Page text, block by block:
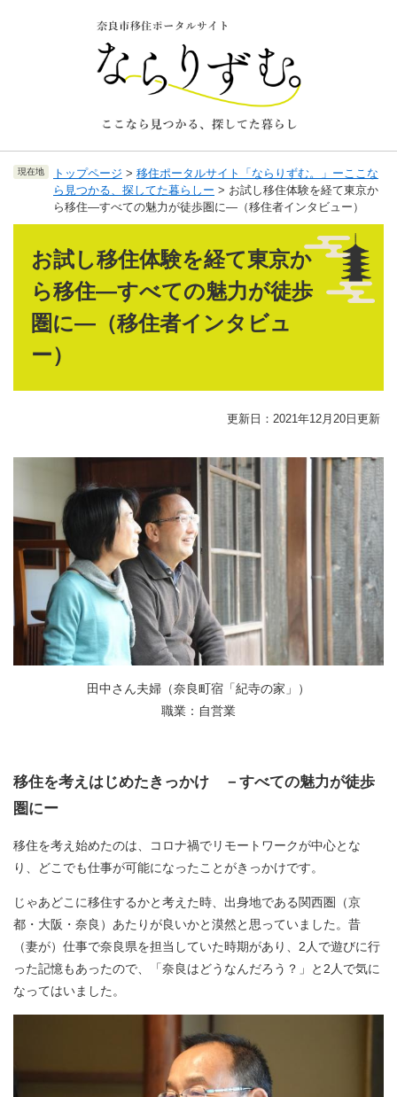
現在地 トップページ > 移住ポータルサイト「ならりずむ。」ーここな
ら見つかる、探してた暮らしー > お試し移住体験を経て東京か
ら移住―すべての魅力が徒歩圏に―（移住者インタビュー）
お試し移住体験を経て東京か
ら移住―すべての魅力が徒歩
圏に―（移住者インタビュ
ー）
更新日：2021年12月20日更新
田中さん夫婦（奈良町宿「紀寺の家」）
職業：自営業
移住を考えはじめたきっかけ －すべての魅力が徒歩
圏にー
移住を考え始めたのは、コロナ禍でリモートワークが中心とな
り、どこでも仕事が可能になったことがきっかけです。
じゃあどこに移住するかと考えた時、出身地である関西圏（京
都・大阪・奈良）あたりが良いかと漠然と思っていました。昔
（妻が）仕事で奈良県を担当していた時期があり、2人で遊びに行
った記憶もあったので、「奈良はどうなんだろう？」と2人で気に
なってはいました。